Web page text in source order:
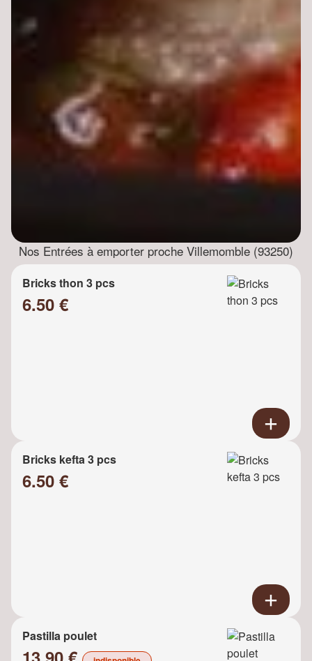
Nos Entrées à emporter proche Villemomble (93250)
Bricks thon 3 pcs
6.50 €
Bricks kefta 3 pcs
6.50 €
Pastilla poulet